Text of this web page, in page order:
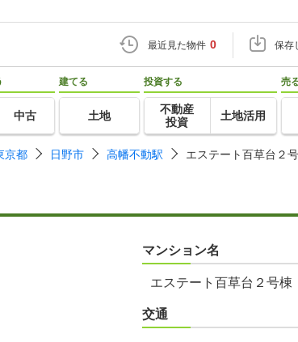
最近見た物件 0 保存
中古
建てる
土地
投資する
不動産
投資
土地活用
売
京都 日野市 高幡不動駅 エステート百草台２
マンション名
エステート百草台２号棟
交通